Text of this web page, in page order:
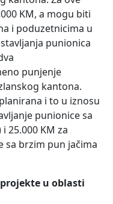
KM, a mogu biti
i poduzetnicima u
punionica
punjenje
kantona.
i to u iznosu
punionice sa
25.000 KM za
sa brzim pun jačima
u oblasti